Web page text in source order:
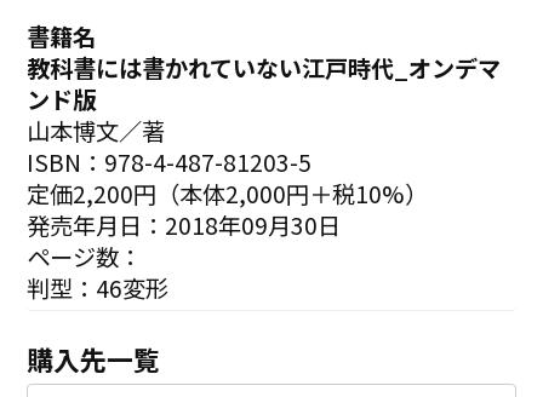
書籍名
教科書には書かれていない江戸時代_オンデマ
ンド版
山本博文／著
ISBN：978-4-487-81203-5
定価2,200円（本体2,000円＋税10%）
発売年月日：2018年09月30日
ページ数：
判型：46変形
購入先一覧